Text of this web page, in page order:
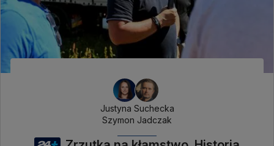
Justyna Suchecka
Szymon Jadczak